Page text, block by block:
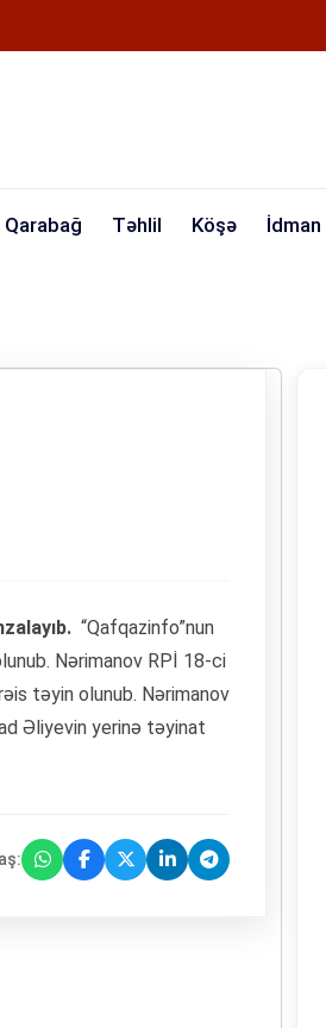
Qarabağ Təhlil Köşə İdman
“Qafqazinfo”nun
Nərimanov RPİ 18-ci
təyin olunub. Nərimanov
Əliyevin yerinə təyinat